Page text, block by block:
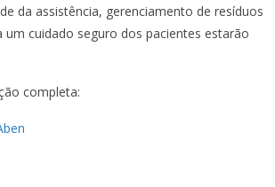
da assistência, gerenciamento de resíduos
um cuidado seguro dos pacientes estarão
completa: